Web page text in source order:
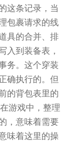
这条记录，当
包裹请求的线
具的合并、排
入到装备表，
务。这个穿装
确执行的。但
的背包表里的
游戏中，整理
，意味着需要
味着这里的操